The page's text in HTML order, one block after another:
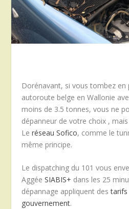
Dorénavant, si vous tombez en
autoroute belge en Wallonie
moins de 3.5 tonnes, vous ne
dépanneur de votre choix ,
Leréseau Sofico, comme le
même principe.
Le dispatching du 101 vous
AggéeSIABIS+ dans les 25
dépannage appliquent destarifs
gouvernement.